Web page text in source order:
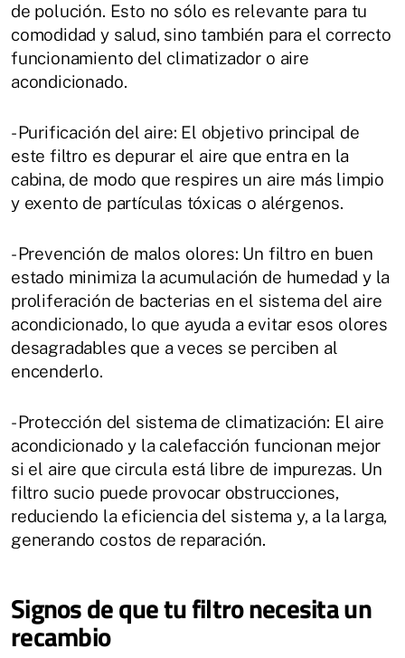
de polución. Esto no sólo es relevante para tu
comodidad y salud, sino también para el correcto
funcionamiento del climatizador o aire
acondicionado.
- Purificación del aire: El objetivo principal de
este filtro es depurar el aire que entra en la
cabina, de modo que respires un aire más limpio
y exento de partículas tóxicas o alérgenos.
- Prevención de malos olores: Un filtro en buen
estado minimiza la acumulación de humedad y la
proliferación de bacterias en el sistema del aire
acondicionado, lo que ayuda a evitar esos olores
desagradables que a veces se perciben al
encenderlo.
- Protección del sistema de climatización: El aire
acondicionado y la calefacción funcionan mejor
si el aire que circula está libre de impurezas. Un
filtro sucio puede provocar obstrucciones,
reduciendo la eficiencia del sistema y, a la larga,
generando costos de reparación.
Signos de que tu filtro necesita un
recambio